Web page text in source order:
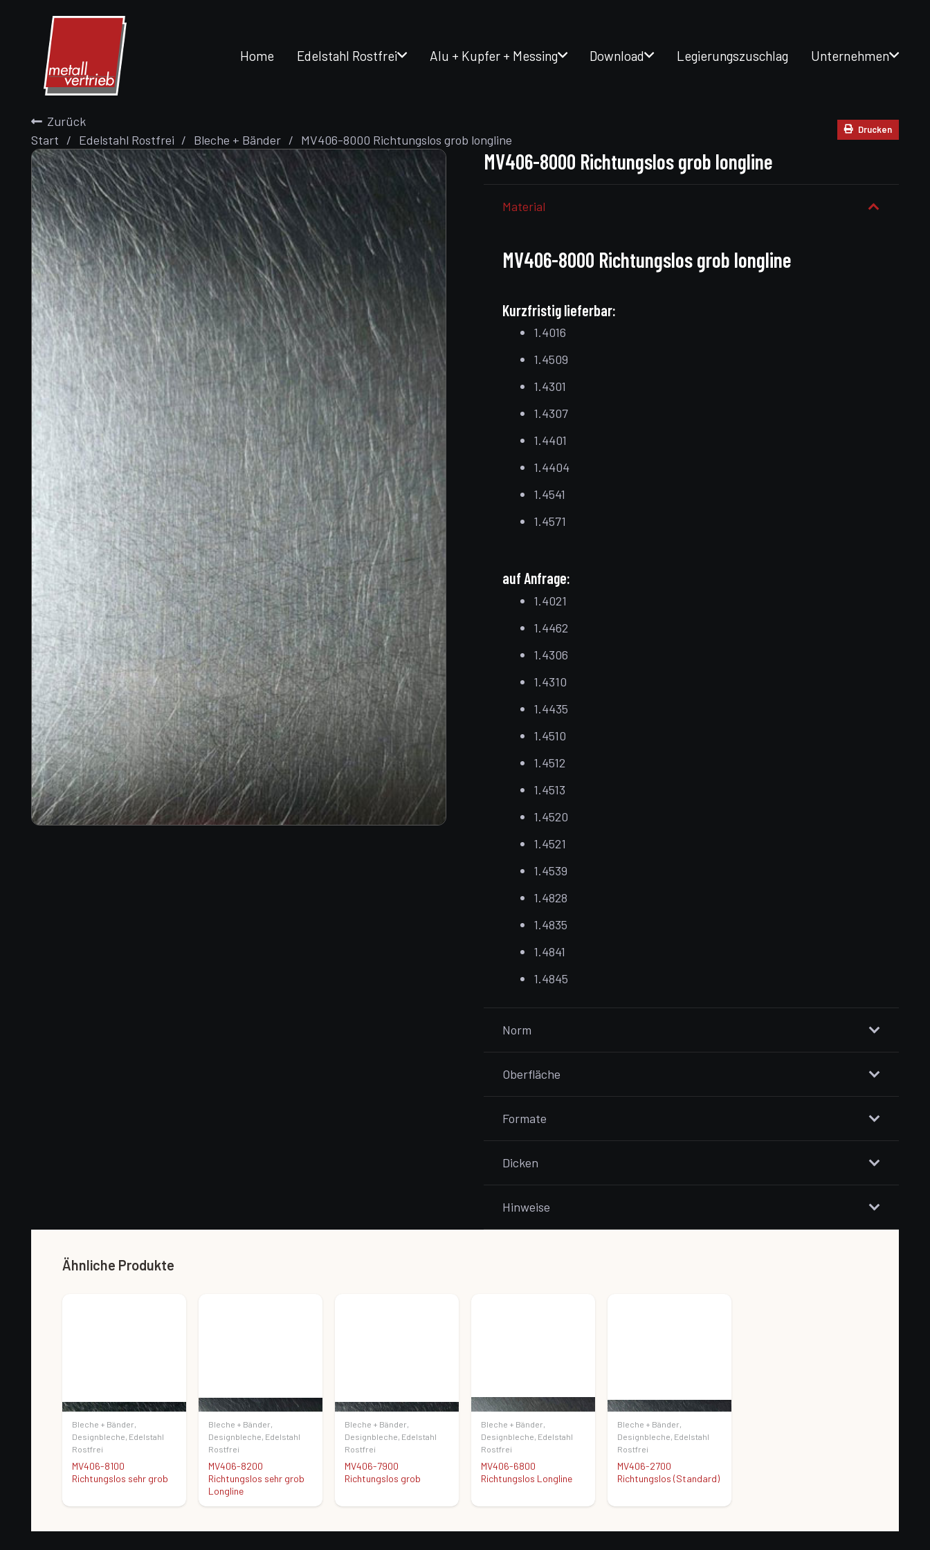
Home Edelstahl Rostfrei Alu + Kupfer + Messing Download Legierungszuschlag Unternehmen
Zurück
Start / Edelstahl Rostfrei / Bleche + Bänder / MV406-8000 Richtungslos grob longline
Drucken
MV406-8000 Richtungslos grob longline
Material
MV406-8000 Richtungslos grob longline
Kurzfristig lieferbar:
1.4016
1.4509
1.4301
1.4307
1.4401
1.4404
1.4541
1.4571
auf Anfrage:
1.4021
1.4462
1.4306
1.4310
1.4435
1.4510
1.4512
1.4513
1.4520
1.4521
1.4539
1.4828
1.4835
1.4841
1.4845
Norm
Oberfläche
Formate
Dicken
Hinweise
Ähnliche Produkte
Bleche + Bänder
Designbleche Edelstahl
Rostfrei
MV406-8100
Richtungslos sehr grob
Bleche + Bänder
Designbleche Edelstahl
Rostfrei
MV406-8200
Richtungslos sehr grob
Longline
Bleche + Bänder
Designbleche Edelstahl
Rostfrei
MV406-7900
Richtungslos grob
Bleche + Bänder
Designbleche Edelstahl
Rostfrei
MV406-6800
Richtungslos Longline
Bleche + Bänder
Designbleche Edelstahl
Rostfrei
MV406-2700
Richtungslos (Standard)